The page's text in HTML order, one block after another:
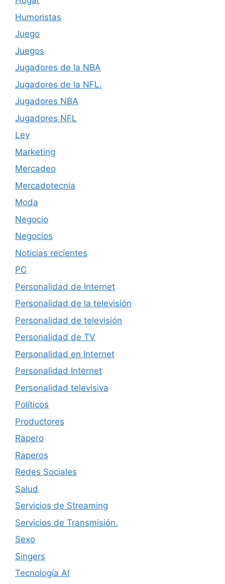
Humoristas
Juego
Juegos
Jugadores de la NBA
Jugadores de la NFL.
Jugadores NBA
Jugadores NFL
Ley
Marketing
Mercadeo
Mercadotecnia
Moda
Negocio
Negocios
Noticias recientes
PC
Personalidad de Internet
Personalidad de la televisión
Personalidad de televisión
Personalidad de TV
Personalidad en Internet
Personalidad Internet
Personalidad televisiva
Políticos
Productores
Rapero
Raperos
Redes Sociales
Salud
Servicios de Streaming
Servicios de Transmisión.
Sexo
Singers
Tecnología AI